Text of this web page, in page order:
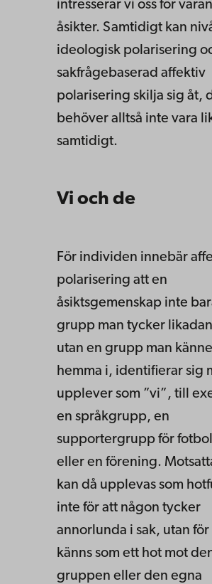
intresserar vi oss för
åsikter. Samtidigt kan
ideologisk polarisering
sakfrågebaserad affektiv
polarisering skilja sig åt,
behöver alltså inte vara
samtidigt.
Vi och de
För individen innebär
polarisering att en
åsiktsgemenskap inte
grupp man tycker
utan en grupp man
hemma i, identifierar sig
upplever som ”vi”, till
en språkgrupp, en
supportergrupp för
eller en förening.
kan då upplevas som
inte för att någon tycker
annorlunda i sak, utan
känns som ett hot mot
gruppen eller den egna